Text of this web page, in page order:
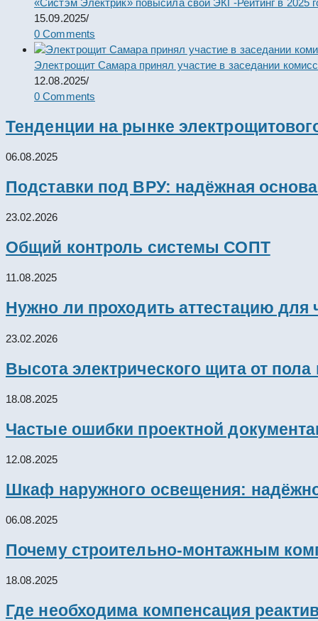
«Систэм Электрик» повысила свой ЭКГ-Рейтинг в 2025
15.09.2025/
0 Comments
Электрощит Самара принял участие в заседании
12.08.2025/
0 Comments
Тенденции на рынке
06.08.2025
Подставки под ВРУ: надёжная
23.02.2026
Общий контроль системы СОПТ
11.08.2025
Нужно ли проходить аттестацию для
23.02.2026
Высота электрического щита от
18.08.2025
Частые ошибки проектной
12.08.2025
Шкаф наружного освещения:
06.08.2025
Почему строительно-монтажным
18.08.2025
Где необходима компенсация